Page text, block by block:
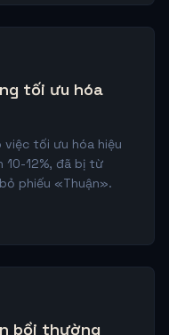
tối ưu hóa
tối ưu hóa hiệu
10-12%, đã bị từ
phiếu «Thuận».
bồi thường